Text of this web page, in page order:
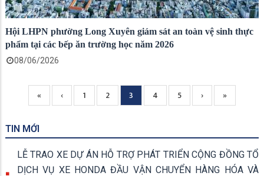
Hội LHPN phường Long Xuyên giám sát an toàn vệ sinh thực
phẩm tại các bếp ăn trường học năm 2026
08/06/2026
Pagination
Trang
đầu
«
Previous
page
‹ Page
1 Page
2
Current
page
3 Page
4 Page
5
Next
page
›
Trang
cuối
»
TIN MỚI
LỄ TRAO XE DỰ ÁN HỖ TRỢ PHÁT TRIỂN CỘNG ĐỒNG TỔ
DỊCH VỤ XE HONDA ĐẦU VẬN CHUYỂN HÀNG HÓA VÀ